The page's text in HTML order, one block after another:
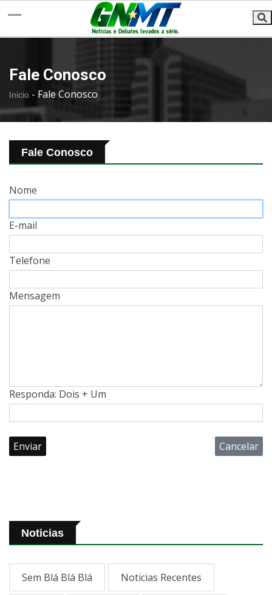
Fale Conosco
Inicio - Fale Conosco
Fale Conosco
Nome
E-mail
Telefone
Mensagem
Responda: Dois + Um
Enviar Cancelar
Noticias
Sem Blá Blá Blá Noticias Recentes